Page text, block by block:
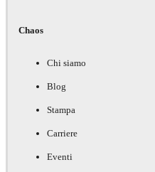
Chaos
Chi siamo
Blog
Stampa
Carriere
Eventi